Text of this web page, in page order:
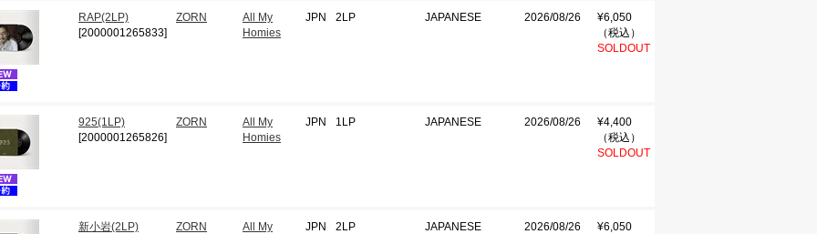
RAP(2LP)
[2000001265833]
ZORN
All My
Homies
JPN 2LP JAPANESE 2026/08/26
¥6,050
（税込）
SOLDOUT
925(1LP)
[2000001265826]
ZORN
All My
Homies
JPN 1LP JAPANESE 2026/08/26
¥4,400
（税込）
SOLDOUT
新小岩(2LP)
ZORN
All My
JPN 2LP JAPANESE 2026/08/26
¥6,050